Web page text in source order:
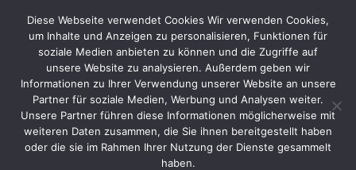
content
2014 08 25 Heftchen Wahlen S2
– Beide Foto
Diese Webseite verwendet Cookies Wir verwenden Cookies,
um Inhalte und Anzeigen zu personalisieren, Funktionen für
soziale Medien anbieten zu können und die Zugriffe auf
unsere Website zu analysieren. Außerdem geben wir
Informationen zu Ihrer Verwendung unserer Website an unsere
Partner für soziale Medien, Werbung und Analysen weiter.
Unsere Partner führen diese Informationen möglicherweise mit
weiteren Daten zusammen, die Sie ihnen bereitgestellt haben
oder die sie im Rahmen Ihrer Nutzung der Dienste gesammelt
haben.